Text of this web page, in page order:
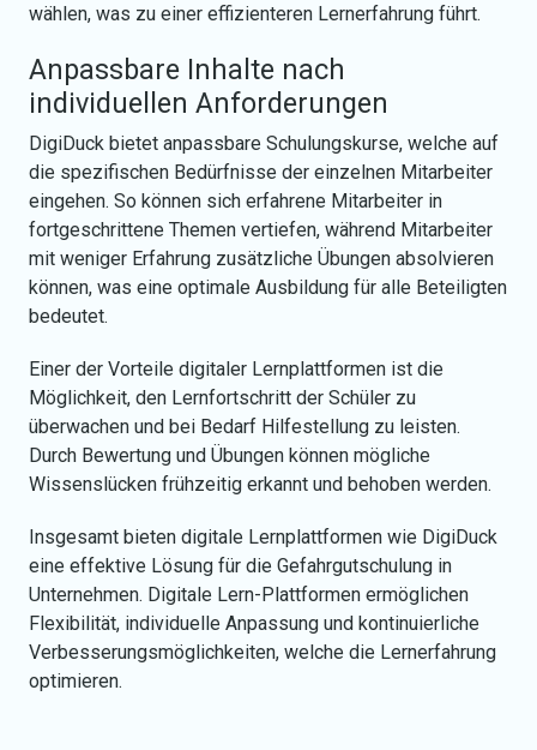
wählen, was zu einer effizienteren Lernerfahrung führt.
Anpassbare Inhalte nach
individuellen Anforderungen
DigiDuck bietet anpassbare Schulungskurse, welche auf
die spezifischen Bedürfnisse der einzelnen Mitarbeiter
eingehen. So können sich erfahrene Mitarbeiter in
fortgeschrittene Themen vertiefen, während Mitarbeiter
mit weniger Erfahrung zusätzliche Übungen absolvieren
können, was eine optimale Ausbildung für alle Beteiligten
bedeutet.
Einer der Vorteile digitaler Lernplattformen ist die
Möglichkeit, den Lernfortschritt der Schüler zu
überwachen und bei Bedarf Hilfestellung zu leisten.
Durch Bewertung und Übungen können mögliche
Wissenslücken frühzeitig erkannt und behoben werden.
Insgesamt bieten digitale Lernplattforme­n wie DigiDuck
eine effektive Lösung für die Gefahrgutschulung in
Unternehmen. Digitale Lern-Plattformen ermöglichen
Flexibilität, individuelle Anpassung und kontinuierliche
Verbesserungsmöglichkeiten, welche die Lernerfahrung
optimieren.